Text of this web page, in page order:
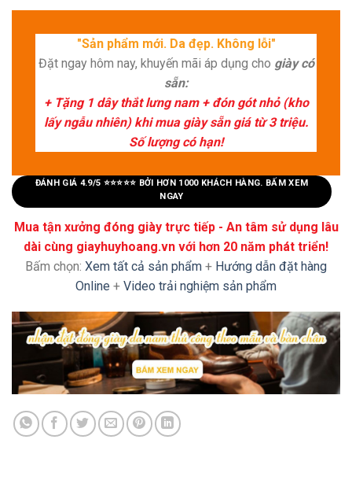
"Sản phẩm mới. Da đẹp. Không lỗi"
Đặt ngay hôm nay, khuyến mãi áp dụng cho giày có
sẵn:
+ Tặng 1 dây thắt lưng nam + đón gót nhỏ (kho
lấy ngẫu nhiên) khi mua giày sẵn giá từ 3 triệu.
Số lượng có hạn!
ĐÁNH GIÁ 4.9/5 ⭐⭐⭐⭐⭐ BỞI HƠN 1000 KHÁCH HÀNG. BẤM XEM
NGAY
Mua tận xưởng đóng giày trực tiếp - An tâm sử dụng lâu
dài cùng giayhuyhoang.vn với hơn 20 năm phát triển!
Bấm chọn: Xem tất cả sản phẩm + Hướng dẫn đặt hàng
Online + Video trải nghiệm sản phẩm